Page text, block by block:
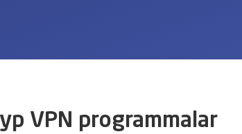
VPN programmalar